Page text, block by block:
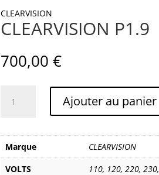
CLEARVISION
CLEARVISION P1.9
700,00 €
CLEARVISION
Ajouter au panier
Marque
CLEARVISION
VOLTS
110, 120, 220, 230,